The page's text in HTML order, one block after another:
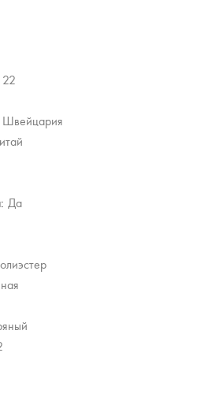
Швейцария
Да